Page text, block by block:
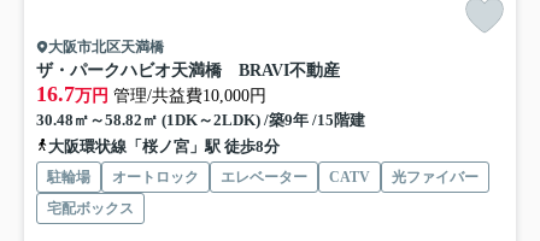
大阪市北区天満橋
ザ・パークハビオ天満橋 BRAVI不動産
16.7万円 管理/共益費10,000円
30.48㎡～58.82㎡ (1DK～2LDK) /築9年 /15階建
大阪環状線「桜ノ宮」駅 徒歩8分
駐輪場 オートロック エレベーター CATV
光ファイバー
宅配ボックス